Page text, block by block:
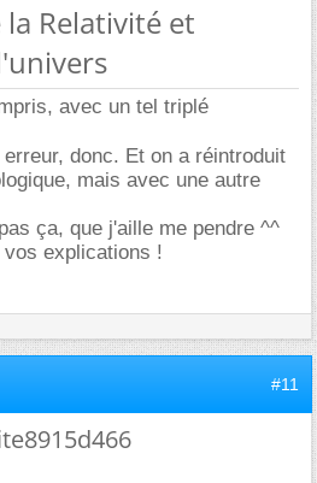
Relativité et
avec un tel triplé
donc. Et on a réintroduit
mais avec une autre
ça, que j'aille me pendre ^^
explications !
#11